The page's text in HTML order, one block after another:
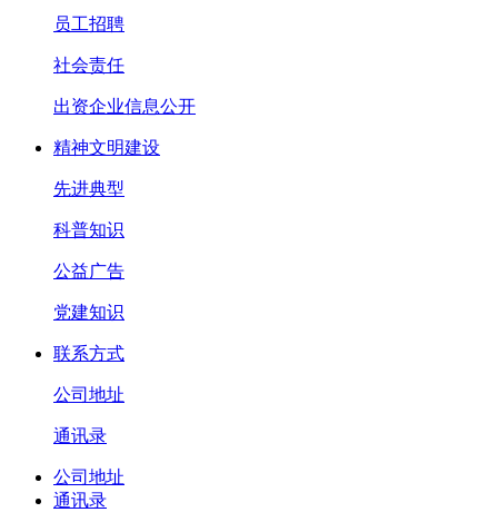
员工招聘
社会责任
出资企业信息公开
精神文明建设
先进典型
科普知识
公益广告
党建知识
联系方式
公司地址
通讯录
公司地址
通讯录